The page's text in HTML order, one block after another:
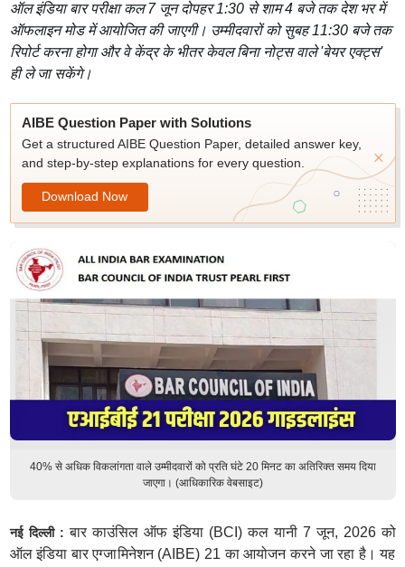
ऑल इंडिया बार परीक्षा कल 7 जून दोपहर 1:30 से शाम 4 बजे तक देश भर में
ऑफलाइन मोड में आयोजित की जाएगी। उम्मीदवारों को सुबह 11:30 बजे तक
रिपोर्ट करना होगा और वे केंद्र के भीतर केवल बिना नोट्स वाले 'बेयर एक्ट्स'
ही ले जा सकेंगे।
AIBE Question Paper with Solutions
Get a structured AIBE Question Paper, detailed answer key,
and step-by-step explanations for every question.
Download Now
40% से अधिक विकलांगता वाले उम्मीदवारों को प्रति घंटे 20 मिनट का अतिरिक्त समय दिया
जाएगा। (आधिकारिक वेबसाइट)
नई दिल्ली : बार काउंसिल ऑफ इंडिया (BCI) कल यानी 7 जून, 2026 को
ऑल इंडिया बार एग्जामिनेशन (AIBE) 21 का आयोजन करने जा रहा है। यह